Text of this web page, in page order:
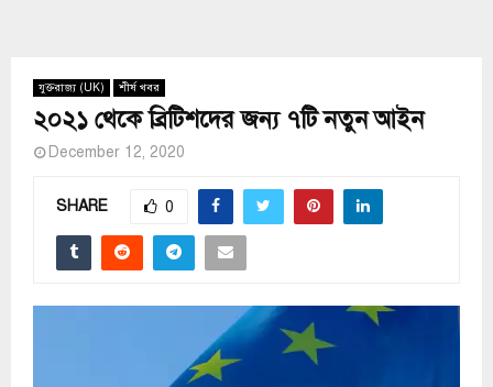
যুক্তরাজ্য (UK) শীর্ষ খবর
২০২১ থেকে ব্রিটিশদের জন্য ৭টি নতুন আইন
December 12, 2020
SHARE 0